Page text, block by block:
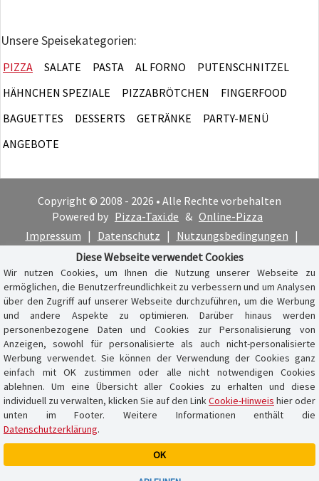
Unsere Speisekategorien:
PIZZA SALATE PASTA AL FORNO
PUTENSCHNITZEL
HÄHNCHEN SPEZIALE
PIZZABRÖTCHEN
FINGERFOOD
BAGUETTES
DESSERTS GETRÄNKE
PARTY-MENÜ
ANGEBOTE
Copyright © 2008 - 2026 • Alle Rechte vorbehalten
Powered by Pizza-Taxi.de & Online-Pizza
Impressum | Datenschutz | Nutzungsbedingungen |
Cookie-Hinweis
Diese Webseite verwendet Cookies
Wir nutzen Cookies, um Ihnen die Nutzung unserer Webseite zu
ermöglichen, die Benutzerfreundlichkeit zu verbessern und um Analysen
über den Zugriff auf unserer Webseite durchzuführen, um die Werbung
und andere Aspekte zu optimieren. Darüber hinaus werden
personenbezogene Daten und Cookies zur Personalisierung von
Anzeigen, sowohl für personalisierte als auch nicht-personalisierte
Werbung verwendet. Sie können der Verwendung der Cookies ganz
einfach mit OK zustimmen oder alle nicht notwendigen Cookies
ablehnen. Um eine Übersicht aller Cookies zu erhalten und diese
individuell zu verwalten, klicken Sie auf den LinkCookie-Hinweis hier oder
unten im Footer. Weitere Informationen enthält die
Datenschutzerklärung.
OK